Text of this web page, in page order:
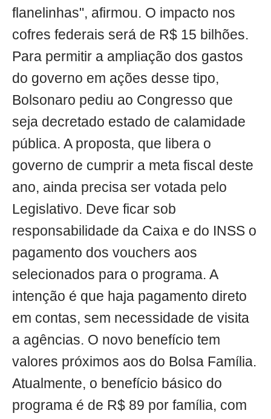
flanelinhas", afirmou. O impacto nos
cofres federais será de R$ 15 bilhões.
Para permitir a ampliação dos gastos
do governo em ações desse tipo,
Bolsonaro pediu ao Congresso que
seja decretado estado de calamidade
pública. A proposta, que libera o
governo de cumprir a meta fiscal deste
ano, ainda precisa ser votada pelo
Legislativo. Deve ficar sob
responsabilidade da Caixa e do INSS o
pagamento dos vouchers aos
selecionados para o programa. A
intenção é que haja pagamento direto
em contas, sem necessidade de visita
a agências. O novo benefício tem
valores próximos aos do Bolsa Família.
Atualmente, o benefício básico do
programa é de R$ 89 por família, com